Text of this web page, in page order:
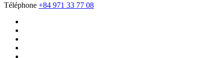
Téléphone +84 971 33 77 08